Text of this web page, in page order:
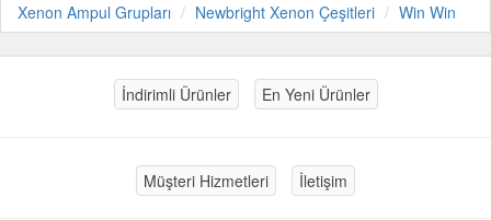
Xenon Ampul Grupları Newbright Xenon Çeşitleri Win Win
İndirimli Ürünler En Yeni Ürünler
Müşteri Hizmetleri İletişim